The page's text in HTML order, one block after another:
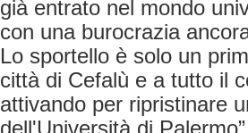
già entrato nel mondo
con una burocrazia
Lo sportello è solo un
città di Cefalù e a tutto il
attivando per ripristinare